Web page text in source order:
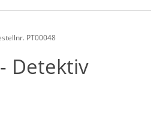
PT00048
Detektiv